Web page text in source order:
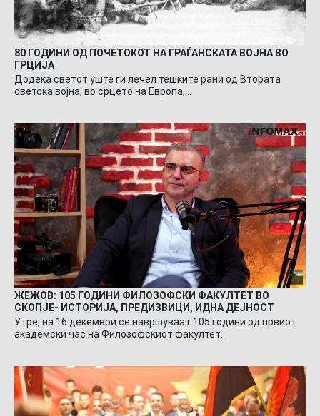
80 ГОДИНИ ОД ПОЧЕТОКОТ НА ГРАЃАНСКАТА ВОЈНА ВО
ГРЦИЈА
Додека светот уште ги лечел тешките рани од Втората
светска војна, во срцето на Европа,…
ЖЕЖОВ: 105 ГОДИНИ ФИЛОЗОФСКИ ФАКУЛТЕТ ВО
СКОПЈЕ- ИСТОРИЈА, ПРЕДИЗВИЦИ, ИДНА ДЕЈНОСТ
Утре, на 16 декември се навршуваат 105 години од првиот
академски час на Филозофскиот факултет…